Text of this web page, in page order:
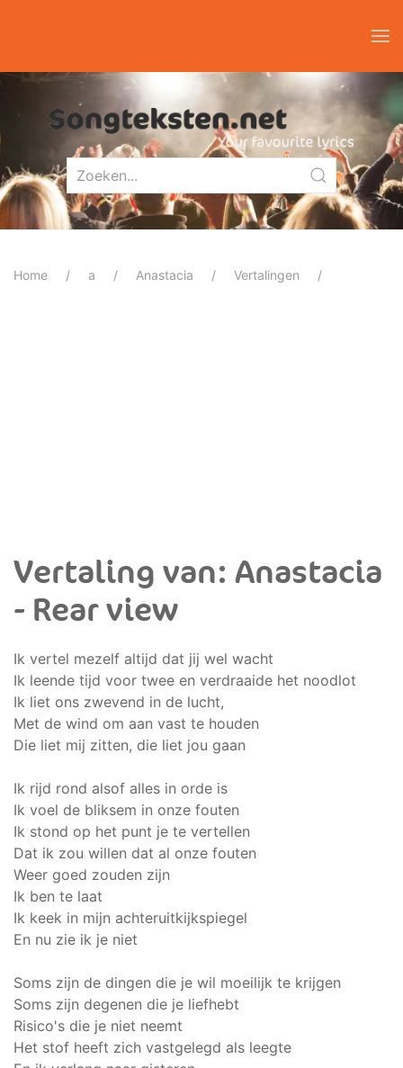
Home a Anastacia Vertalingen
Vertaling van: Anastacia
- Rear view
Ik vertel mezelf altijd dat jij wel wacht
Ik leende tijd voor twee en verdraaide het noodlot
Ik liet ons zwevend in de lucht,
Met de wind om aan vast te houden
Die liet mij zitten, die liet jou gaan
Ik rijd rond alsof alles in orde is
Ik voel de bliksem in onze fouten
Ik stond op het punt je te vertellen
Dat ik zou willen dat al onze fouten
Weer goed zouden zijn
Ik ben te laat
Ik keek in mijn achteruitkijkspiegel
En nu zie ik je niet
Soms zijn de dingen die je wil moeilijk te krijgen
Soms zijn degenen die je liefhebt
Risico's die je niet neemt
Het stof heeft zich vastgelegd als leegte